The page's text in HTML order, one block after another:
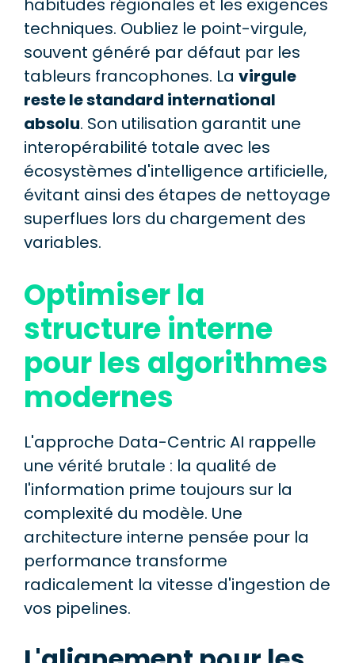
habitudes régionales et les exigences
techniques. Oubliez le point-virgule,
souvent généré par défaut par les
tableurs francophones. La virgule
reste le standard international
absolu. Son utilisation garantit une
interopérabilité totale avec les
écosystèmes d'intelligence artificielle,
évitant ainsi des étapes de nettoyage
superflues lors du chargement des
variables.
Optimiser la
structure interne
pour les algorithmes
modernes
L'approche Data-Centric AI rappelle
une vérité brutale : la qualité de
l'information prime toujours sur la
complexité du modèle. Une
architecture interne pensée pour la
performance transforme
radicalement la vitesse d'ingestion de
vos pipelines.